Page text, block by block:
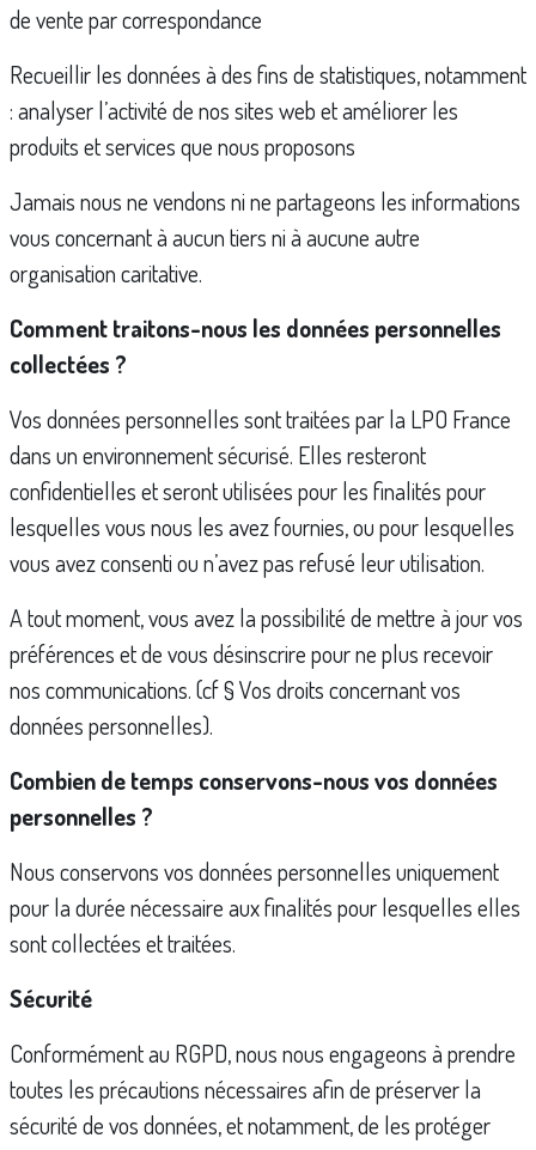
de vente par correspondance
Recueillir les données à des fins de statistiques, notamment
: analyser l’activité de nos sites web et améliorer les
produits et services que nous proposons
Jamais nous ne vendons ni ne partageons les informations
vous concernant à aucun tiers ni à aucune autre
organisation caritative.
Comment traitons-nous les données personnelles
collectées ?
Vos données personnelles sont traitées par la LPO France
dans un environnement sécurisé. Elles resteront
confidentielles et seront utilisées pour les finalités pour
lesquelles vous nous les avez fournies, ou pour lesquelles
vous avez consenti ou n’avez pas refusé leur utilisation.
A tout moment, vous avez la possibilité de mettre à jour vos
préférences et de vous désinscrire pour ne plus recevoir
nos communications. (cf § Vos droits concernant vos
données personnelles).
Combien de temps conservons-nous vos données
personnelles ?
Nous conservons vos données personnelles uniquement
pour la durée nécessaire aux finalités pour lesquelles elles
sont collectées et traitées.
Sécurité
Conformément au RGPD, nous nous engageons à prendre
toutes les précautions nécessaires afin de préserver la
sécurité de vos données, et notamment, de les protéger